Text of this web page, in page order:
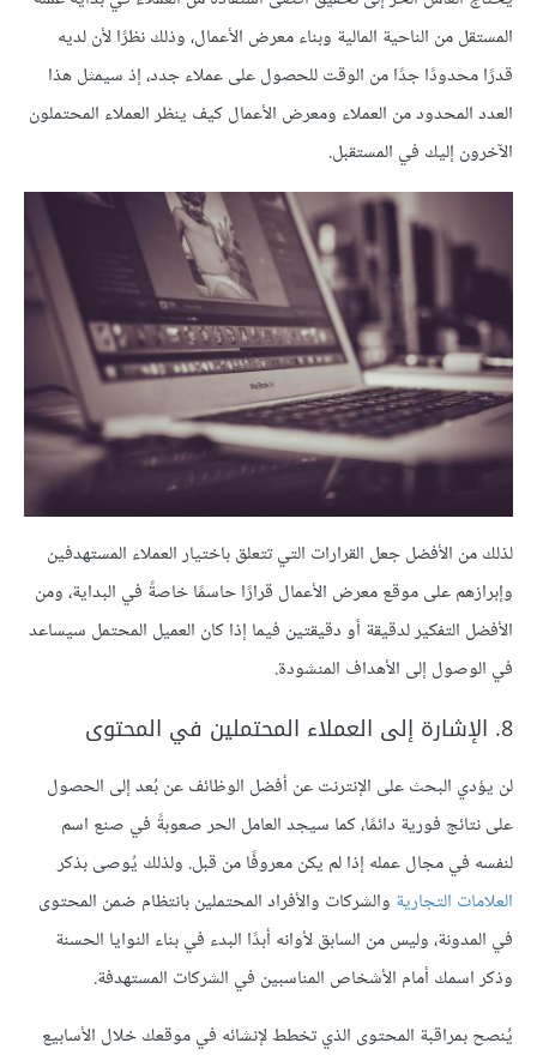
المستقل من الناحية المالية وبناء معرض الأعمال، وذلك نظرًا لأن لديه
قدرًا محدودًا جدًا من الوقت للحصول على عملاء جدد، إذ سيمثل هذا
العدد المحدود من العملاء ومعرض الأعمال كيف ينظر العملاء المحتملون
الآخرون إليك في المستقبل.
لذلك من الأفضل جعل القرارات التي تتعلق باختيار العملاء المستهدفين
وإبرازهم على موقع معرض الأعمال قرارًا حاسمًا خاصةً في البداية، ومن
الأفضل التفكير لدقيقة أو دقيقتين فيما إذا كان العميل المحتمل سيساعد
في الوصول إلى الأهداف المنشودة.
8. الإشارة إلى العملاء المحتملين في المحتوى
لن يؤدي البحث على الإنترنت عن أفضل الوظائف عن بُعد إلى الحصول
على نتائج فورية دائمًا، كما سيجد العامل الحر صعوبةً في صنع اسم
لنفسه في مجال عمله إذا لم يكن معروفًا من قبل. ولذلك يُوصى بذكر
العلامات التجارية والشركات والأفراد المحتملين بانتظام ضمن المحتوى
في المدونة، وليس من السابق لأوانه أبدًا البدء في بناء النوايا الحسنة
وذكر اسمك أمام الأشخاص المناسبين في الشركات المستهدفة.
يُنصح بمراقبة المحتوى الذي تخطط لإنشائه في موقعك خلال الأسابيع